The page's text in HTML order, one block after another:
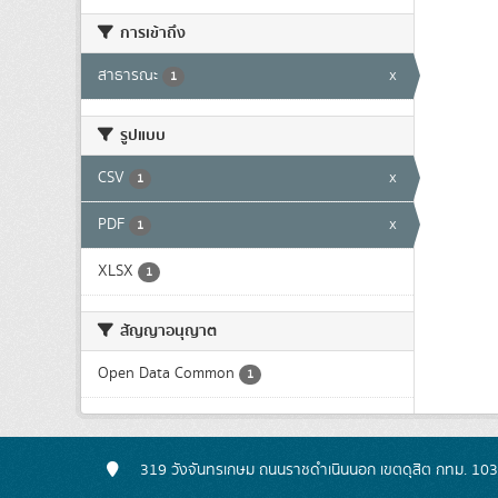
การเข้าถึง
สาธารณะ 1 x
รูปแบบ
CSV 1 x
PDF 1 x
XLSX 1
สัญญาอนุญาต
Open Data Common 1
319 วังจันทรเกษม ถนนราชดำเนินนอก เขตดุสิต กทม.